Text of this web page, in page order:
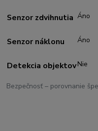
Bezpečnosť – porovnanie
Senzor zdvihnutia Áno
Senzor náklonu Áno
Detekcia objektovNie